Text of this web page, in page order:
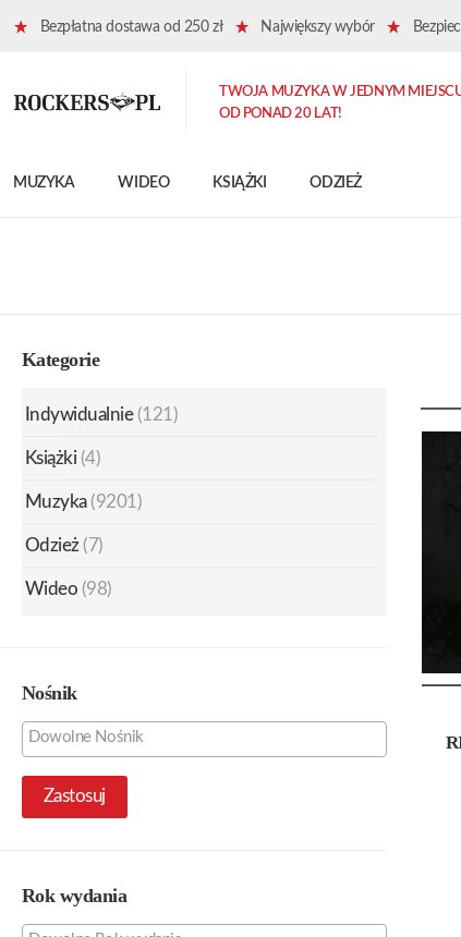
Bezpłatna dostawa od 250 zł Największy wybór
MUZYKA WIDEO KSIĄŻKI ODZIEŻ
TWOJA MUZYKA W JEDNYM
OD PONAD 20 LAT!
Kategorie
Indywidualnie (121)
Książki (4)
Muzyka (9201)
Odzież (7)
Wideo (98)
Nośnik
Zastosuj
Rok wydania